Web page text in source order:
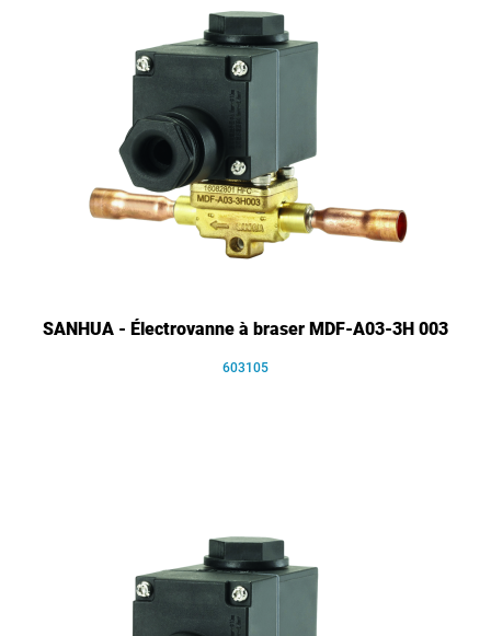
SANHUA - Électrovanne à braser MDF-A03-3H 003
603105